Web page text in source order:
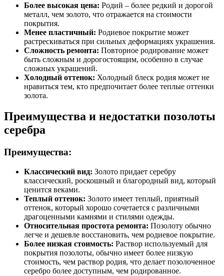
Более высокая цена: Родий – более редкий и дорогой
металл, чем золото, что отражается на стоимости
покрытия.
Менее пластичный: Родиевое покрытие может
растрескиваться при сильных деформациях украшения.
Сложность ремонта: Повторное родирование может
быть сложным и дорогостоящим, особенно в случае
сложных украшений.
Холодный оттенок: Холодный блеск родия может не
нравиться тем, кто предпочитает более теплые оттенки
золота.
Преимущества и недостатки позолоты
серебра
Преимущества:
Классический вид: Золото придает серебру
классический, роскошный и благородный вид, который
ценится веками.
Теплый оттенок: Золото имеет теплый, приятный
оттенок, который хорошо сочетается с различными
драгоценными камнями и стилями одежды.
Относительная простота ремонта: Позолоту обычно
легче и дешевле восстановить, чем родиевое покрытие.
Более низкая стоимость: Раствор используемый для
покрытия позолоты, обычно имеет более низкую
стоимость, чем раствор родия, что делает позолоченное
серебро более доступным, чем родированное.